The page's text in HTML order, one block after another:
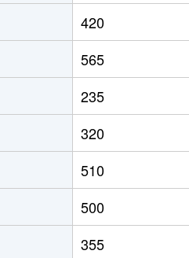
徒歩1分
徒歩18分
徒歩19分
徒歩1時間15分
徒歩45分
420
565
235
320
510
500
355